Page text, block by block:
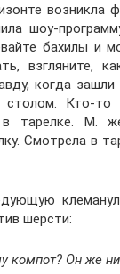
возникла
шоу-
бахилы и
взгляните,
когда
Кто-то
в тарелке. М.
Смотрела в
шерсти:
компот? Он же